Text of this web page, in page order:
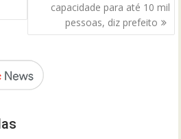
capacidade para até 10 mil
pessoas, diz prefeito